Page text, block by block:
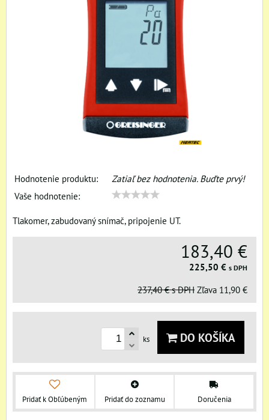
Hodnotenie produktu:
Zatiaľ bez hodnotenia. Buďte prvý!
Vaše hodnotenie:
Tlakomer, zabudovaný snímač, pripojenie UT.
183,40 €
225,50 € s DPH
237,40 € s DPH Zľava 11,90 €
ks DO KOŠÍKA
Pridať k Obľúbeným Pridať do zoznamu Doručenia